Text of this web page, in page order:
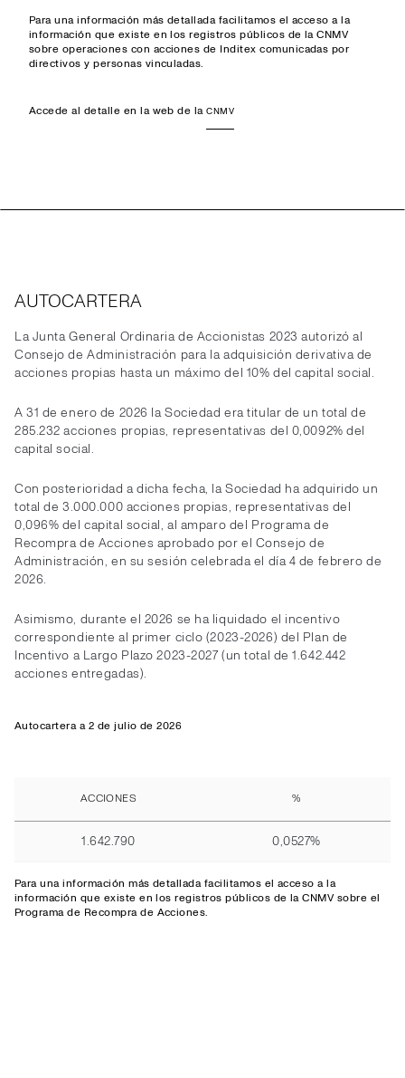
Para una información más detallada facilitamos el acceso a la
información que existe en los registros públicos de la CNMV
sobre operaciones con acciones de Inditex comunicadas por
directivos y personas vinculadas.
Accede al detalle en la web de laCNMV
AUTOCARTERA
La Junta General Ordinaria de Accionistas 2023 autorizó al
Consejo de Administración para la adquisición derivativa de
acciones propias hasta un máximo del 10% del capital social.
A 31 de enero de 2026 la Sociedad era titular de un total de
285.232 acciones propias, representativas del 0,0092% del
capital social.
Con posterioridad a dicha fecha, la Sociedad ha adquirido un
total de 3.000.000 acciones propias, representativas del
0,096% del capital social, al amparo del Programa de
Recompra de Acciones aprobado por el Consejo de
Administración, en su sesión celebrada el día 4 de febrero de
2026.
Asimismo, durante el 2026 se ha liquidado el incentivo
correspondiente al primer ciclo (2023-2026) del Plan de
Incentivo a Largo Plazo 2023-2027 (un total de 1.642.442
acciones entregadas).
Autocartera a 2 de julio de 2026
ACCIONES %
1.642.790 0,0527%
Para una información más detallada facilitamos el accesoa la
información que existe en los registros públicos de la CNMV sobre el
Programa de Recompra de Acciones.